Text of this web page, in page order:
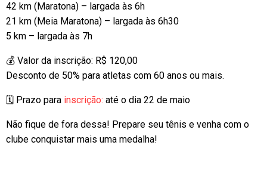
42 km (Maratona) – largada às 6h
21 km (Meia Maratona) – largada às 6h30
5 km – largada às 7h
💰 Valor da inscrição: R$ 120,00
Desconto de 50% para atletas com 60 anos ou mais.
🗓️ Prazo para inscrição: até o dia 22 de maio
Não fique de fora dessa! Prepare seu tênis e venha com o
clube conquistar mais uma medalha!